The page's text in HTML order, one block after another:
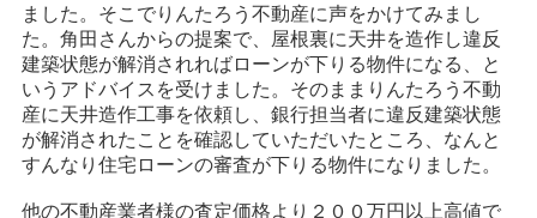
ました。そこでりんたろう不動産に声をかけてみまし
た。角田さんからの提案で、屋根裏に天井を造作し違反
建築状態が解消されればローンが下りる物件になる、と
いうアドバイスを受けました。そのままりんたろう不動
産に天井造作工事を依頼し、銀行担当者に違反建築状態
が解消されたことを確認していただいたところ、なんと
すんなり住宅ローンの審査が下りる物件になりました。
他の不動産業者様の査定価格より２００万円以上高値で